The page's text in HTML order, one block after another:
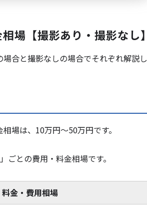
場【撮影あり・撮影なし】
合と撮影なしの場合でそれぞれ解説し
場は、10万円〜50万円です。
との費用・料金相場です。
料金・費用相場